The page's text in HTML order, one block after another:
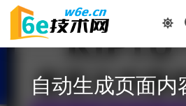
自动生成页面内